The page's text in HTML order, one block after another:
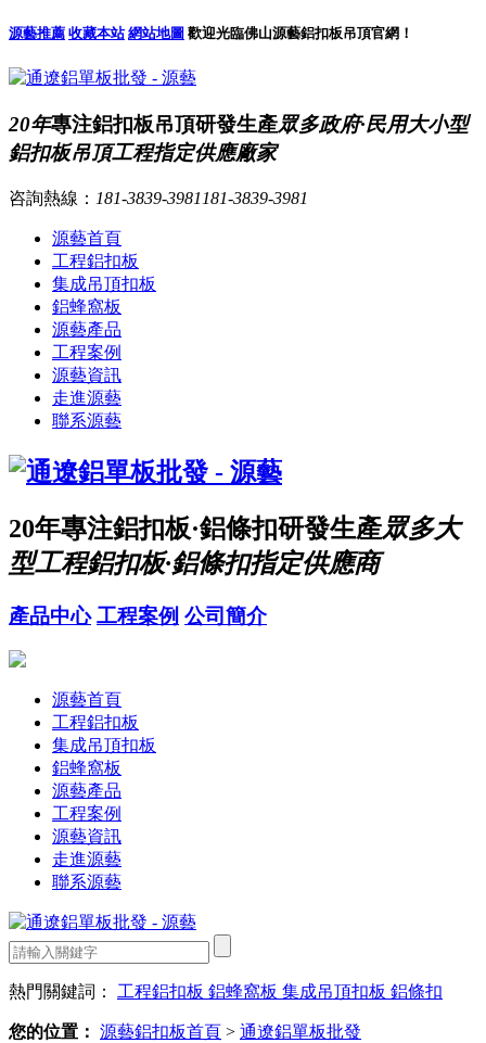
源藝推薦 收藏本站 網站地圖 歡迎光臨佛山源藝鋁扣板吊頂官網！
20年專注鋁扣板吊頂研發生產眾多政府·民用大小型
鋁扣板吊頂工程指定供應廠家
咨詢熱線： 181-3839-3981 181-3839-3981
源藝首頁
工程鋁扣板
集成吊頂扣板
鋁蜂窩板
源藝產品
工程案例
源藝資訊
走進源藝
聯系源藝
20年專注鋁扣板·鋁條扣研發生產眾多大
型工程鋁扣板·鋁條扣指定供應商
產品中心 工程案例 公司簡介
源藝首頁
工程鋁扣板
集成吊頂扣板
鋁蜂窩板
源藝產品
工程案例
源藝資訊
走進源藝
聯系源藝
熱門關鍵詞： 工程鋁扣板 鋁蜂窩板 集成吊頂扣板 鋁條扣
您的位置： 源藝鋁扣板首頁 > 通遼鋁單板批發